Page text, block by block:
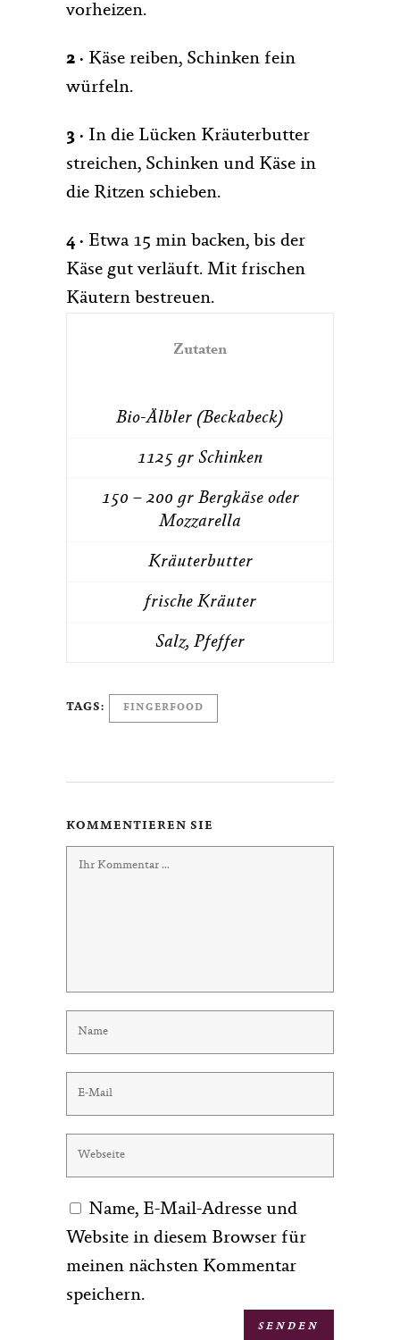
vorheizen.
2 · Käse reiben, Schinken fein
würfeln.
3 · In die Lücken Kräuterbutter
streichen, Schinken und Käse in
die Ritzen schieben.
4 · Etwa 15 min backen, bis der
Käse gut verläuft. Mit frischen
Käutern bestreuen.
Zutaten
Bio-Älbler (Beckabeck)
1125 gr Schinken
150 – 200 gr Bergkäse oder
Mozzarella
Kräuterbutter
frische Kräuter
Salz, Pfeffer
TAGS: FINGERFOOD
KOMMENTIEREN SIE
Name, E-Mail-Adresse und
Website in diesem Browser für
meinen nächsten Kommentar
speichern.